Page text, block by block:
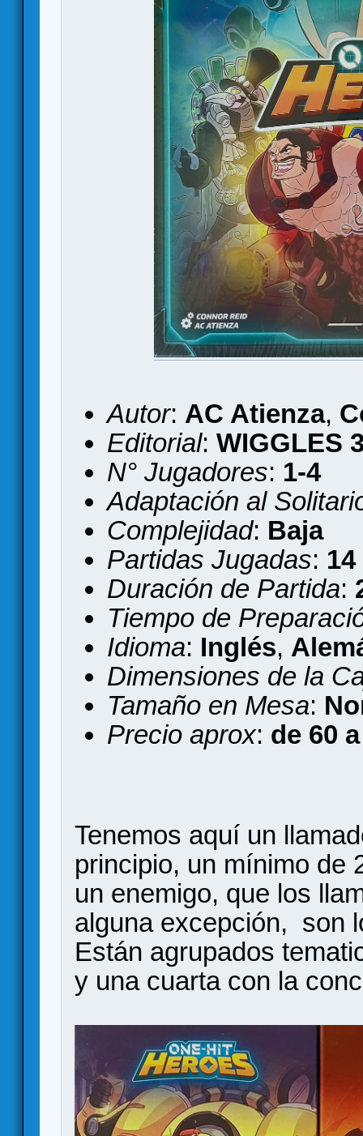
Autor: AC Atienza,
Editorial: WIGGLES
N° Jugadores: 1-4
Adaptación al
Complejidad: Baja
Partidas Jugadas: 14
Duración de Partida:
Tiempo de
Idioma: Inglés,
Dimensiones de la
Tamaño en Mesa:
Precio aprox: de 60
Tenemos aquí un
principio, un mínimo de
un enemigo, que los
alguna excepción, son
Están agrupados
y una cuarta con la